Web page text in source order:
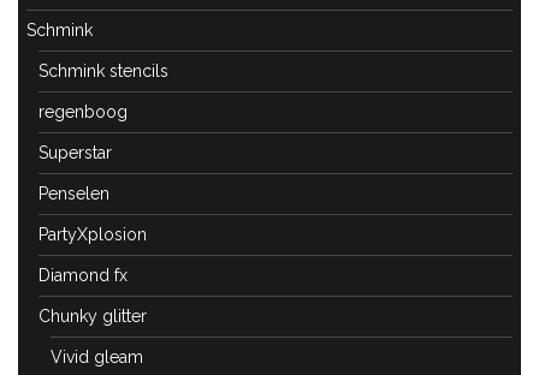
Schmink
Schmink stencils
regenboog
Superstar
Penselen
PartyXplosion
Diamond fx
Chunky glitter
Vivid gleam